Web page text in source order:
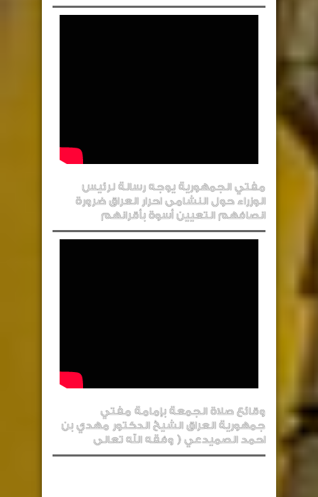
مفتي الجمهورية يوجه رسالة لرئيس
الوزراء حول النشامى احرار العراق ضرورة
انصافهم التعيين أسوة بأقرانهم
وقائع صلاة الجمعة بإمامة مفتي
جمهورية العراق الشيخ الدكتور مهدي بن
احمد الصميدعي ( وفقه الله تعالى